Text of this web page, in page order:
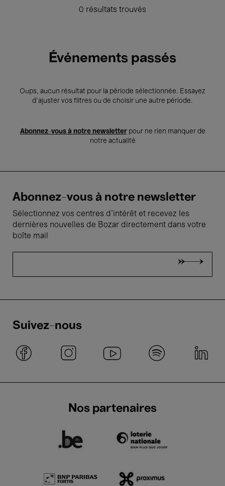
0 résultats trouvés
Événements passés
Oups, aucun résultat pour la période sélectionnée. Essayez
d’ajuster vos filtres ou de choisir une autre période.
Abonnez-vous à notre newsletterpour ne rien manquer de
notre actualité
Abonnez-vous à notre newsletter
Sélectionnez vos centres d'intérêt et recevez les
dernières nouvelles de Bozar directement dans votre
boîte mail
Suivez-nous
Nos partenaires